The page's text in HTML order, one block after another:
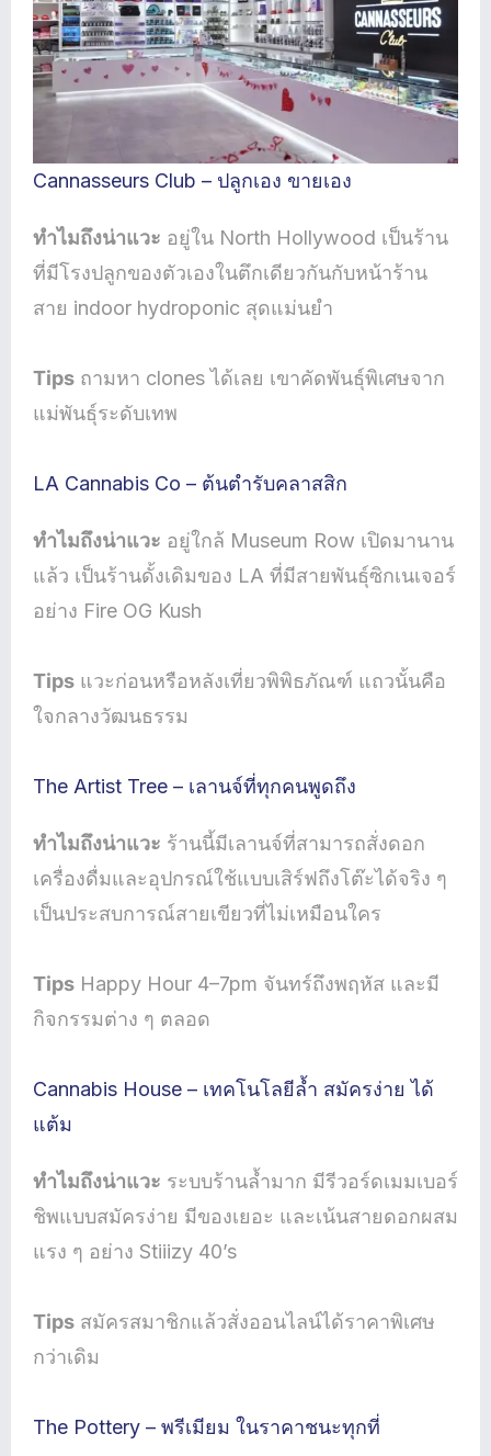
Cannasseurs Club – ปลูกเอง ขายเอง
ทำไมถึงน่าแวะ อยู่ใน North Hollywood เป็นร้าน
ที่มีโรงปลูกของตัวเองในตึกเดียวกันกับหน้าร้าน
สาย indoor hydroponic สุดแม่นยำ
Tips ถามหา clones ได้เลย เขาคัดพันธุ์พิเศษจาก
แม่พันธุ์ระดับเทพ
LA Cannabis Co – ต้นตำรับคลาสสิก
ทำไมถึงน่าแวะ อยู่ใกล้ Museum Row เปิดมานาน
แล้ว เป็นร้านดั้งเดิมของ LA ที่มีสายพันธุ์ซิกเนเจอร์
อย่าง Fire OG Kush
Tips แวะก่อนหรือหลังเที่ยวพิพิธภัณฑ์ แถวนั้นคือ
ใจกลางวัฒนธรรม
The Artist Tree – เลานจ์ที่ทุกคนพูดถึง
ทำไมถึงน่าแวะ ร้านนี้มีเลานจ์ที่สามารถสั่งดอก
เครื่องดื่มและอุปกรณ์ใช้แบบเสิร์ฟถึงโต๊ะได้จริง ๆ
เป็นประสบการณ์สายเขียวที่ไม่เหมือนใคร
Tips Happy Hour 4–7pm จันทร์ถึงพฤหัส และมี
กิจกรรมต่าง ๆ ตลอด
Cannabis House – เทคโนโลยีล้ำ สมัครง่าย ได้
แต้ม
ทำไมถึงน่าแวะ ระบบร้านล้ำมาก มีรีวอร์ดเมมเบอร์
ชิพแบบสมัครง่าย มีของเยอะ และเน้นสายดอกผสม
แรง ๆ อย่าง Stiiizy 40’s
Tips สมัครสมาชิกแล้วสั่งออนไลน์ได้ราคาพิเศษ
กว่าเดิม
The Pottery – พรีเมียม ในราคาชนะทุกที่